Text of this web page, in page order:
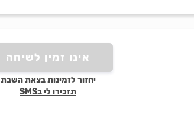
אינו זמין לשיחה
יחזור לזמינות בצאת השבת
תזכירו לי בSMS